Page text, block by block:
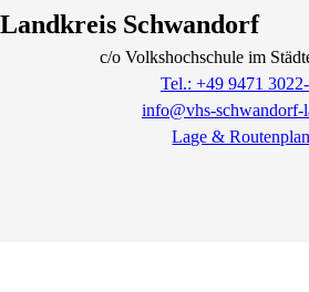
Landkreis Schwandorf
c/o Volkshochschule im
Tel.: +49 9471
info@vhs-schwandorf-
Lage &